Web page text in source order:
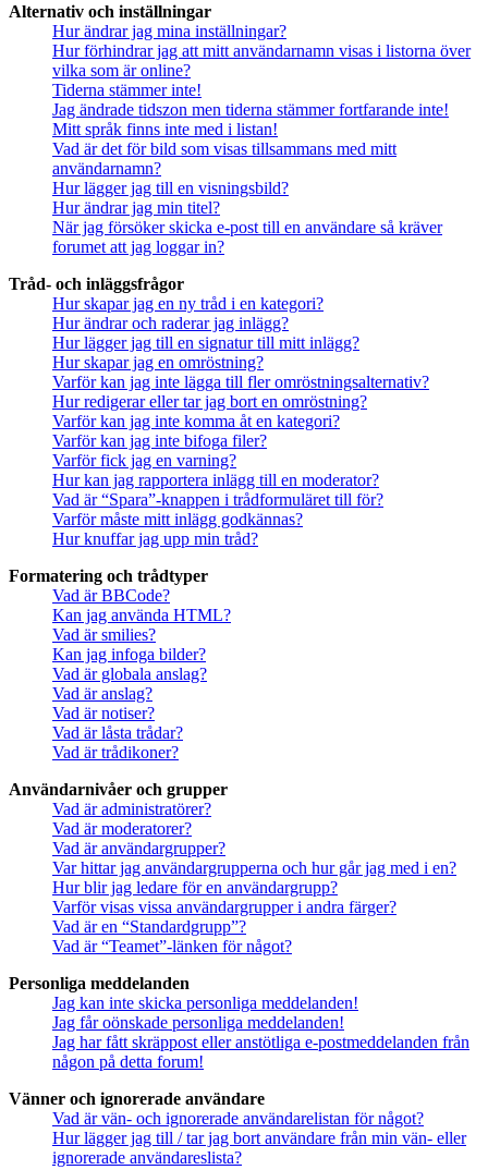
Alternativ och inställningar
Hur ändrar jag mina inställningar?
Hur förhindrar jag att mitt användarnamn visas i listorna över
vilka som är online?
Tiderna stämmer inte!
Jag ändrade tidszon men tiderna stämmer fortfarande inte!
Mitt språk finns inte med i listan!
Vad är det för bild som visas tillsammans med mitt
användarnamn?
Hur lägger jag till en visningsbild?
Hur ändrar jag min titel?
När jag försöker skicka e-post till en användare så kräver
forumet att jag loggar in?
Tråd- och inläggsfrågor
Hur skapar jag en ny tråd i en kategori?
Hur ändrar och raderar jag inlägg?
Hur lägger jag till en signatur till mitt inlägg?
Hur skapar jag en omröstning?
Varför kan jag inte lägga till fler omröstningsalternativ?
Hur redigerar eller tar jag bort en omröstning?
Varför kan jag inte komma åt en kategori?
Varför kan jag inte bifoga filer?
Varför fick jag en varning?
Hur kan jag rapportera inlägg till en moderator?
Vad är “Spara”-knappen i trådformuläret till för?
Varför måste mitt inlägg godkännas?
Hur knuffar jag upp min tråd?
Formatering och trådtyper
Vad är BBCode?
Kan jag använda HTML?
Vad är smilies?
Kan jag infoga bilder?
Vad är globala anslag?
Vad är anslag?
Vad är notiser?
Vad är låsta trådar?
Vad är trådikoner?
Användarnivåer och grupper
Vad är administratörer?
Vad är moderatorer?
Vad är användargrupper?
Var hittar jag användargrupperna och hur går jag med i en?
Hur blir jag ledare för en användargrupp?
Varför visas vissa användargrupper i andra färger?
Vad är en “Standardgrupp”?
Vad är “Teamet”-länken för något?
Personliga meddelanden
Jag kan inte skicka personliga meddelanden!
Jag får oönskade personliga meddelanden!
Jag har fått skräppost eller anstötliga e-postmeddelanden från
någon på detta forum!
Vänner och ignorerade användare
Vad är vän- och ignorerade användarelistan för något?
Hur lägger jag till / tar jag bort användare från min vän- eller
ignorerade användareslista?